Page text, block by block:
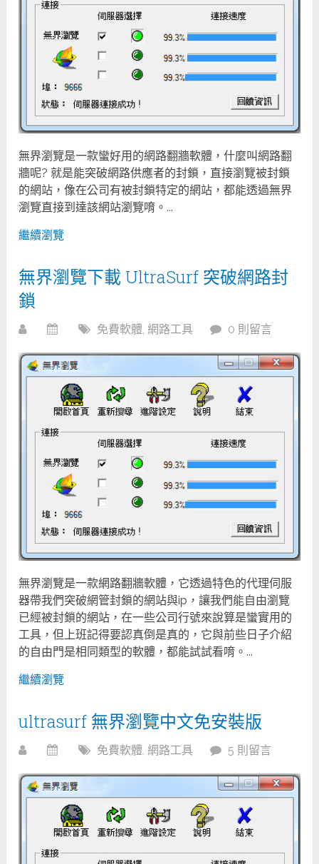
無界瀏覽是一款蠻好用的網路翻牆軟體，什麼叫網路翻
牆呢? 就是能突破網路供應者的封鎖，直接瀏覽被封鎖
的網站，像在公司有被封鎖特定的網站，都能透過無界
瀏覽直接到達該網站瀏覽唷。...
繼續瀏覽
無界瀏覽下載 UltraSurf 突破網路封
鎖
免費軟體, 網路工具 0 則留言
無界瀏覽是一款網路翻牆軟體，它透過特色的代理伺服
器帶我們突破網管封鎖的網站與ip，讓我們能自由瀏覽
已經被封鎖的網站，在一些公司行號來說算是蠻實用的
工具，但上班記得要認真倒是真的，它與前些日子介紹
的自由門是相同類型的軟體，都能試試看唷。...
繼續瀏覽
ultrasurf 無界瀏覽中文免安裝版
免費軟體, 網路工具 5 則留言